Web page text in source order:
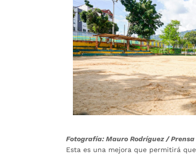
Fotografía: Mauro Rodríguez /
Esta es una mejora que permitirá